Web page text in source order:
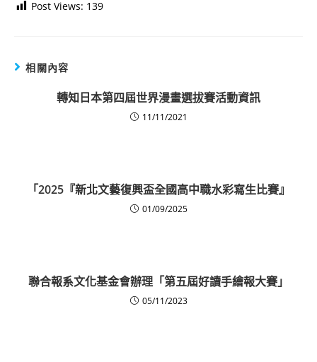
Post Views: 139
相關內容
轉知日本第四屆世界漫畫選拔賽活動資訊
11/11/2021
「2025『新北文藝復興盃全國高中職水彩寫生比賽』
01/09/2025
聯合報系文化基金會辦理「第五屆好讀手繪報大賽」
05/11/2023